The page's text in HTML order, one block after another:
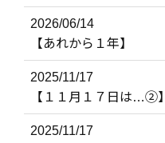
2026/06/14
【あれから１年】
2025/11/17
【１１月１７日は…②】
2025/11/17